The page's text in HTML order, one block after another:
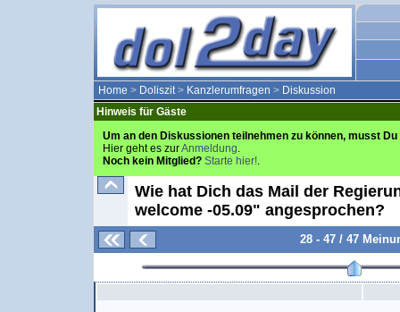
Home > Doliszit> Kanzlerumfragen > Diskussion
Hinweis für Gäste
Um an den Diskussionen teilnehmen zu können, musst
Hier geht es zurAnmeldung.
Noch kein Mitglied? Starte hier!.
Wie hat Dich das Mail der
welcome -05.09" angesprochen?
28 - 47 / 47